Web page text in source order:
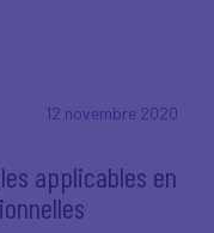
12 novembre 2020
applicables en